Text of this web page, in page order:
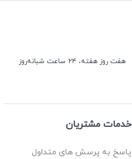
هفت روز هفته، ۲۴ ساعت شبانه‌روز
خدمات مشتریان
پاسخ به پرسش های متداول